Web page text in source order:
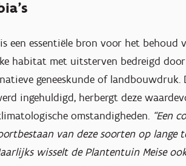
een essentiële bron voor het behoud
habitat met uitsterven bedreigd door
geneeskunde of landbouwdruk.
ingehuldigd, herbergt deze
omstandigheden. “Een
van deze soorten op lange
wisselt de Plantentuin Meise